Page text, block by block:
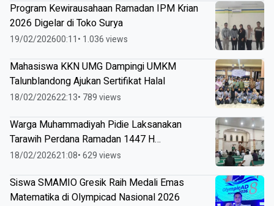
Program Kewirausahaan Ramadan IPM Krian
2026 Digelar di Toko Surya
19/02/202600:11• 1.036 views
Mahasiswa KKN UMG Dampingi UMKM
Talunblandong Ajukan Sertifikat Halal
18/02/202622:13• 789 views
Warga Muhammadiyah Pidie Laksanakan
Tarawih Perdana Ramadan 1447 H
Berdasarkan Maklumat KHGT
18/02/202621:08• 629 views
Siswa SMAMIO Gresik Raih Medali Emas
Matematika di Olympicad Nasional 2026